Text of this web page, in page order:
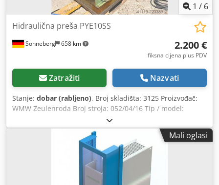
1 / 6
Sonneberg 658 km
Hidraulična preša PYE10SS
2.200 €
fiksna cijena plus PDV
Zatražiti Nazvati
Stanje: dobar (rabljeno), Broj skladišta: 3125 Proizvođač:
WMW Zeulenroda Broj stroja: 052/04/16 Tip / model:
PYE10SS Snaga pritiska: 10 t Površina stola: 500 x 400 mm
Platna za potisni mehanizam: 360 x 275 mm Isten: 255 mm
Promjer prolazne rupe: 140 mm Maksimalna udaljenost
stola od potisnog mehanizma: 650 mm Hod: 400 mm
Brzina spuštanja: 200 mm/s Brzina podizanja: 450 mm/s
Priključna snaga: 4,5 kW Dodatna oprema/oprema: Stanje:
dobro Chjdozl Dnaspfx Abioa Težina: 1,5 t Dimenzije: 900 x
Mali oglasi